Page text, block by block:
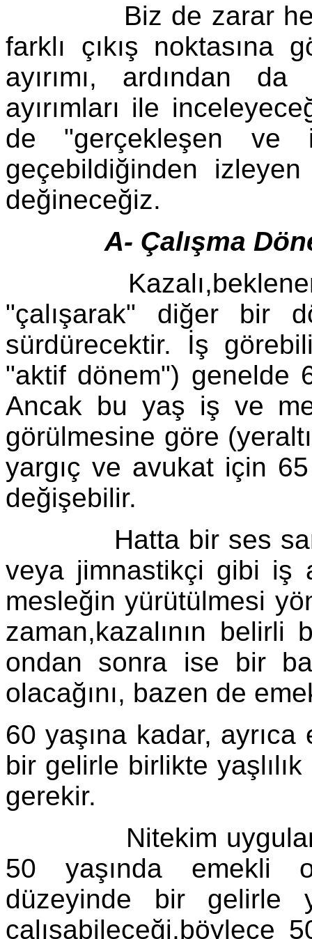
Biz de zarar
farklı çıkış noktasına
ayırımı, ardından da
ayırımları ile
de "gerçekleşen ve
geçebildiğinden
değineceğiz.
A- Çalışma
Kazalı,beklenen
"çalışarak" diğer bir
sürdürecektir. İş
"aktif dönem") genelde
Ancak bu yaş iş ve
görülmesine göre
yargıç ve avukat için
değişebilir.
Hatta bir ses
veya jimnastikçi gibi iş
mesleğin yürütülmesi
zaman,kazalının
ondan sonra ise bir
olacağını, bazen de
60 yaşına kadar,
bir gelirle birlikte
gerekir.
Nitekim
50 yaşında emekli
düzeyinde bir gelirle
çalışabileceği,böylece